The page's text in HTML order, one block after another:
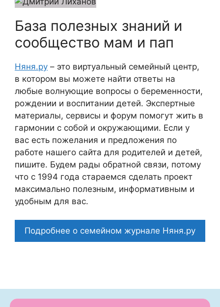
База полезных знаний и
сообщество мам и пап
Няня.ру – это виртуальный семейный центр,
в котором вы можете найти ответы на
любые волнующие вопросы о беременности,
рождении и воспитании детей. Экспертные
материалы, сервисы и форум помогут жить в
гармонии с собой и окружающими. Если у
вас есть пожелания и предложения по
работе нашего сайта для родителей и детей,
пишите. Будем рады обратной связи, потому
что c 1994 года стараемся сделать проект
максимально полезным, информативным и
удобным для вас.
Подробнее о семейном журнале Няня.ру